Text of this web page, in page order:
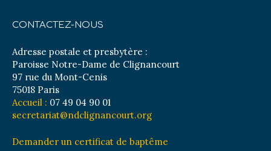
CONTACTEZ-NOUS
Adresse postale et presbytère :
Paroisse Notre-Dame de Clignancourt
97 rue du Mont-Cenis
75018 Paris
Accueil : 07 49 04 90 01
secretariat@ndclignancourt.org
Demander un certificat de baptême